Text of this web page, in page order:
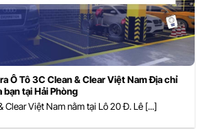
Ô Tô 3C Clean & Clear Việt Nam Địa chỉ
tại Hải Phòng
Clear Việt Nam nằm tại Lô 20 Đ. Lê [...]